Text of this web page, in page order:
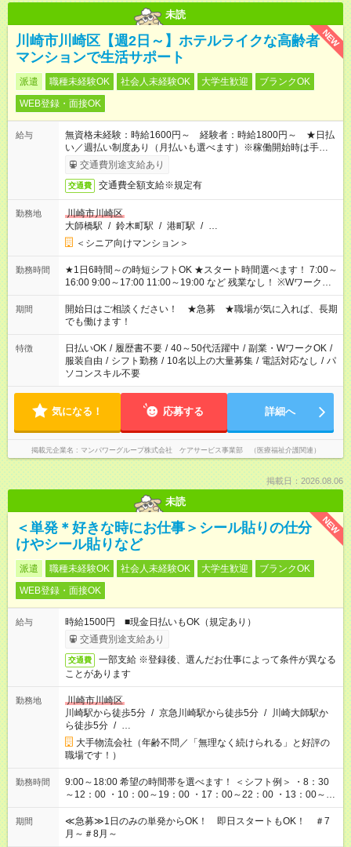
未読
NEW
川崎市川崎区【週2日～】ホテルライクな高齢者
マンションで生活サポート
派遣 職種未経験OK 社会人未経験OK 大学生歓迎
ブランクOK
WEB登録・面接OK
給与
無資格未経験：時給1600円～ 経験者：時給1800円～ ★日払
い／週払い制度あり（月払いも選べます）※稼働開始時は手続き
完了次第のお支払いとなります。
交通費別途支給あり
交通費 交通費全額支給※規定有
勤務地
川崎市川崎区
大師橋駅 / 鈴木町駅 / 港町駅 / …
＜シニア向けマンション＞
勤務時間
★1日6時間～の時短シフトOK ★スタート時間選べます！ 7:00～
16:00 9:00～17:00 11:00～19:00 など 残業なし！ ※Wワークの
場合、他のお仕事と合わせ週40時間超の就業はご案内できませ
ん ※法令に基づき、週20時間以上勤務は社会保険への加入対象
となります ※労働者派遣法（日雇い派遣の原則禁止）により、
短時間・短期間の就業はご案内が難しい場合があります
期間
開始日はご相談ください！ ★急募 ★職場が気に入れば、長期
でも働けます！
特徴 日払いOK / 履歴書不要 / 40～50代活躍中 / 副業・WワークOK /
服装自由 / シフト勤務 / 10名以上の大量募集 / 電話対応なし / パ
ソコンスキル不要
気になる！ 応募する 詳細へ
掲載元企業名 マンパワーグループ株式会社 ケアサービス事業部 （医療福祉介護関連）
掲載日：2026.08.06
未読
NEW
＜単発＊好きな時にお仕事＞シール貼りの仕分
けやシール貼りなど
派遣 職種未経験OK 社会人未経験OK 大学生歓迎
ブランクOK
WEB登録・面接OK
給与
時給1500円 ■現金日払いもOK（規定あり）
交通費別途支給あり
交通費
一部支給 ※登録後、選んだお仕事によって条件が異なる
ことがあります
勤務地
川崎市川崎区
川崎駅から徒歩5分 / 京急川崎駅から徒歩5分 / 川崎大師駅か
ら徒歩5分 / …
大手物流会社（年齢不問／「無理なく続けられる」と好評の
職場です！）
勤務時間
9:00～18:00 希望の時間帯を選べます！ ＜シフト例＞ ・8：30
～12：00 ・10：00～19：00 ・17：00～22：00 ・13：00～
22：00 ・22：00～翌6：00 など
期間
≪急募≫1日のみの単発からOK！ 即日スタートもOK！ ＃7
月～＃8月～